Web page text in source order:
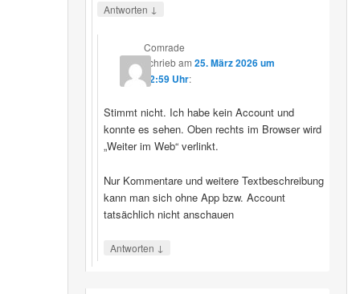
Antworten ↓
Comrade
schriebam 25. März 2026 um
12:59 Uhr:
Stimmt nicht. Ich habe kein Account und
konnte es sehen. Oben rechts im Browser wird
„Weiter im Web“ verlinkt.
Nur Kommentare und weitere Textbeschreibung
kann man sich ohne App bzw. Account
tatsächlich nicht anschauen
Antworten ↓